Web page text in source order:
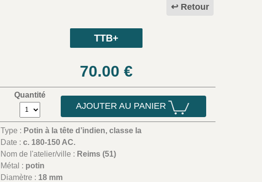
Retour
TTB+
70.00 €
Quantité
AJOUTER AU PANIER
Type : Potin à la tête d’indien, classe Ia
Date :c. 180-150 AC.
Nom de l'atelier/ville : Reims (51)
Métal : potin
Diamètre : 18 mm